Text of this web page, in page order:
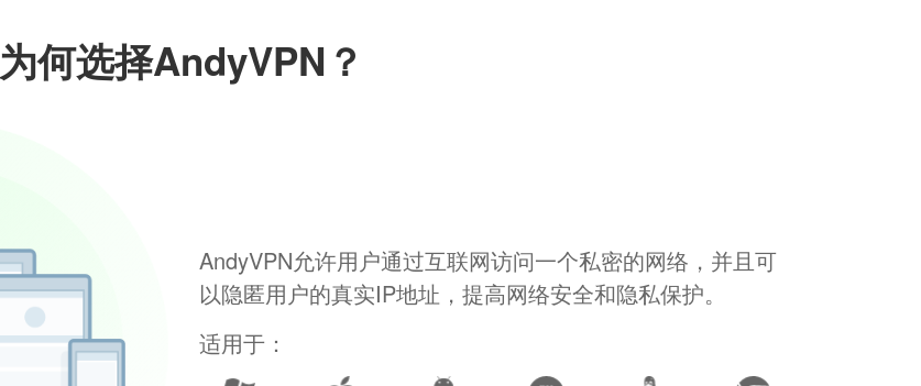
为何选择AndyVPN？
AndyVPN允许用户通过互联网访问一个私密的网络，并且可
以隐匿用户的真实IP地址，提高网络安全和隐私保护。
适用于：